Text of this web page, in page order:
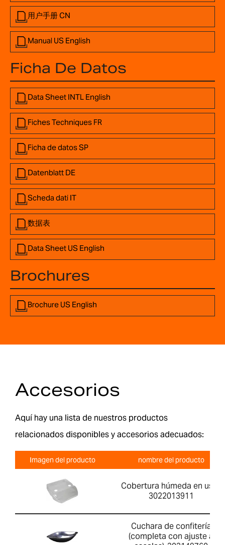
Brochures
Brochure US English
用户手册 CN
Manual US English
Ficha De Datos
Data Sheet INTL English
Fiches Techniques FR
Ficha de datos SP
Datenblatt DE
Scheda dati IT
数据表
Data Sheet US English
Accesorios
Aquí hay una lista de nuestros productos
relacionados disponibles y accesorios adecuados:
Imagen del producto nombre del producto
Cobertura húmeda en uso-
3022013911
Cuchara de confitería
(completa con ajuste a